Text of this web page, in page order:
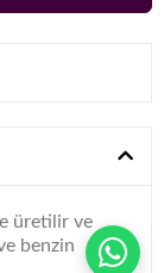
üretilir ve
benzin